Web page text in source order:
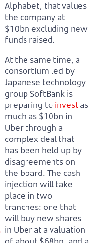
Alphabet, that values
the company at
$10bn excluding new
funds raised.
At the same time, a
consortium led by
Japanese technology
group SoftBank is
preparing to invest as
much as $10bn in
Uber through a
complex deal that
has been held up by
disagreements on
the board. The cash
injection will take
place in two
tranches: one that
will buy new shares
in Uber at a valuation